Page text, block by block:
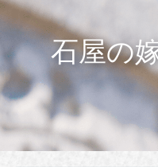
石屋の